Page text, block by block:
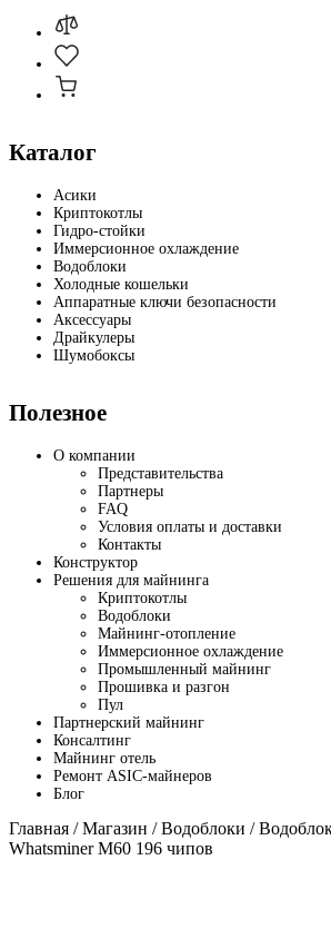
Каталог
Асики
Криптокотлы
Гидро-стойки
Иммерсионное охлаждение
Водоблоки
Холодные кошельки
Аппаратные ключи безопасности
Аксессуары
Драйкулеры
Шумобоксы
Полезное
О компании
Представительства
Партнеры
FAQ
Условия оплаты и доставки
Контакты
Конструктор
Решения для майнинга
Криптокотлы
Водоблоки
Майнинг-отопление
Иммерсионное охлаждение
Промышленный майнинг
Прошивка и разгон
Пул
Партнерский майнинг
Консалтинг
Майнинг отель
Ремонт ASIC-майнеров
Блог
Главная /Магазин /Водоблоки /
Whatsminer M60 196 чипов